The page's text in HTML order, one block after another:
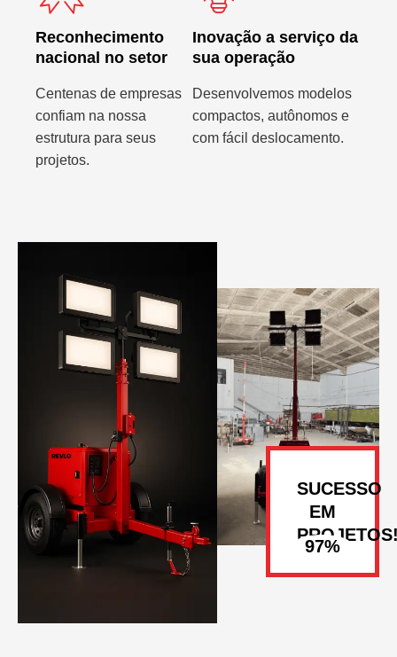
SUCESSO
EM
Reconhecimento
nacional no setor
Centenas de empresas
confiam na nossa
estrutura para seus
projetos.
Inovação a serviço da
sua operação
Desenvolvemos modelos
compactos, autônomos e
com fácil deslocamento.